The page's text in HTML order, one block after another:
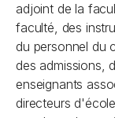
adjoint de la
faculté, des
du personnel du
des admissions,
enseignants
directeurs